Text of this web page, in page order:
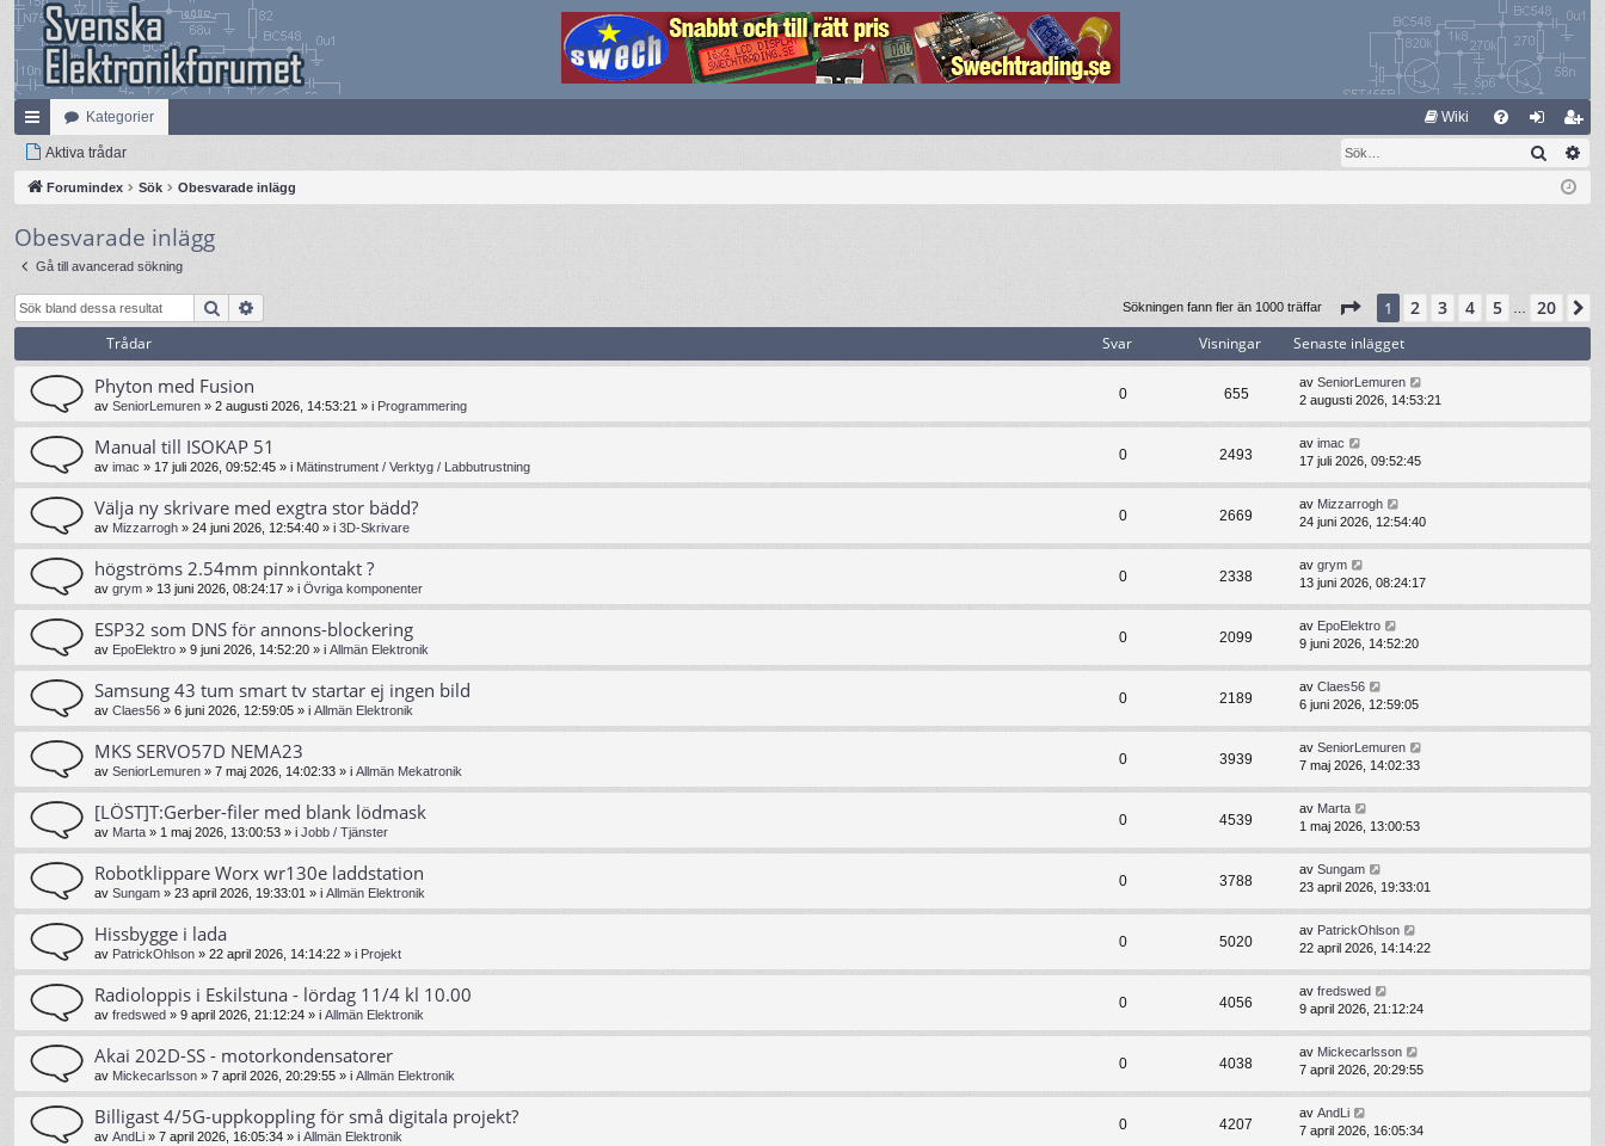
na
bb
lä
nk
ar
Kategorier Wiki
og li
m
m
Aktiva trådar Sök
Forumindex Sök Obesvarade inlägg
Obesvarade inlägg
Gå till avancerad sökning
Sök Sökningen fann fler än 1000 träffar Sida av20
1 2 3 4 5 … 20
Trådar Svar Visningar Senaste inlägget
Phyton med Fusion
av SeniorLemuren » 2 augusti 2026, 14:53:21 » i Programmering
0 655
av SeniorLemuren
2 augusti 2026, 14:53:21
Manual till ISOKAP 51
av imac » 17 juli 2026, 09:52:45 » i Mätinstrument / Verktyg / Labbutrustning
0 2493
av imac
17 juli 2026, 09:52:45
Välja ny skrivare med exgtra stor bädd?
av Mizzarrogh » 24 juni 2026, 12:54:40 » i 3D-Skrivare
0 2669
av Mizzarrogh
24 juni 2026, 12:54:40
högströms 2.54mm pinnkontakt ?
av grym » 13 juni 2026, 08:24:17 » i Övriga komponenter
0 2338
av grym
13 juni 2026, 08:24:17
ESP32 som DNS för annons-blockering
av EpoElektro » 9 juni 2026, 14:52:20 » i Allmän Elektronik
0 2099
av EpoElektro
9 juni 2026, 14:52:20
Samsung 43 tum smart tv startar ej ingen bild
av Claes56 » 6 juni 2026, 12:59:05 » i Allmän Elektronik
0 2189
av Claes56
6 juni 2026, 12:59:05
MKS SERVO57D NEMA23
av SeniorLemuren » 7 maj 2026, 14:02:33 » i Allmän Mekatronik
0 3939
av SeniorLemuren
7 maj 2026, 14:02:33
[LÖST]T:Gerber-filer med blank lödmask
av Marta » 1 maj 2026, 13:00:53 » i Jobb / Tjänster
0 4539
av Marta
1 maj 2026, 13:00:53
Robotklippare Worx wr130e laddstation
av Sungam » 23 april 2026, 19:33:01 » i Allmän Elektronik
0 3788
av Sungam
23 april 2026, 19:33:01
Hissbygge i lada
av PatrickOhlson » 22 april 2026, 14:14:22 » i Projekt
0 5020
av PatrickOhlson
22 april 2026, 14:14:22
Radioloppis i Eskilstuna - lördag 11/4 kl 10.00
av fredswed » 9 april 2026, 21:12:24 » i Allmän Elektronik
0 4056
av fredswed
9 april 2026, 21:12:24
Akai 202D-SS - motorkondensatorer
av Mickecarlsson » 7 april 2026, 20:29:55 » i Allmän Elektronik
0 4038
av Mickecarlsson
7 april 2026, 20:29:55
Billigast 4/5G-uppkoppling för små digitala projekt?
av AndLi » 7 april 2026, 16:05:34 » i Allmän Elektronik
0 4207
av AndLi
7 april 2026, 16:05:34